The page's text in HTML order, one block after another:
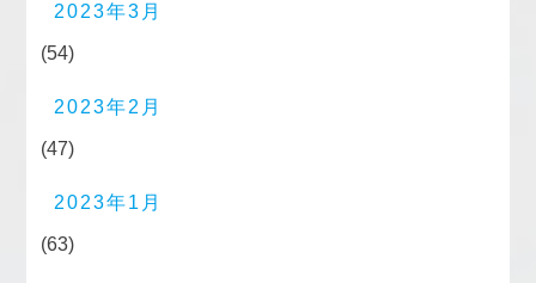
2023年3月
(54)
2023年2月
(47)
2023年1月
(63)